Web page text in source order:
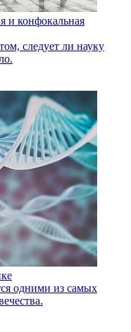
и конфокальная
следует ли науку
одними из самых